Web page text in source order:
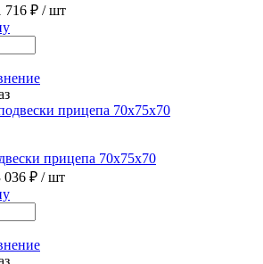
716 ₽ / шт
прицепа 70х75х70
036 ₽ / шт